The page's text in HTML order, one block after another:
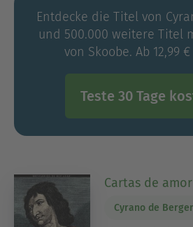
Entdecke die Titel von
und 500.000 weitere Titel
von Skoobe. Ab 12,99
Teste 30 Tage
Cartas de amor
Cyrano de